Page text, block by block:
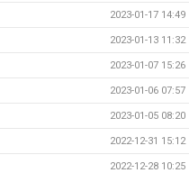
2023-01-17 14:49
2023-01-13 11:32
2023-01-07 15:26
2023-01-06 07:57
2023-01-05 08:20
2022-12-31 15:12
2022-12-28 10:25